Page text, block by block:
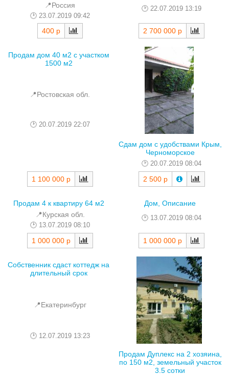
📍Россия
23.07.2019 09:42
400 р
22.07.2019 13:19
2 700 000 р
Продам дом 40 м2 с участком
1500 м2
📍Ростовская обл.
20.07.2019 22:07
1 100 000 р
Сдам дом с удобствами Крым,
Черноморское
20.07.2019 08:04
2 500 р
Продам 4 к квартиру 64 м2
📍Курская обл.
13.07.2019 08:10
1 000 000 р
Дом, Описание
13.07.2019 08:04
1 000 000 р
Собственник сдаст коттедж на
длительный срок
📍Екатеринбург
12.07.2019 13:23
Продам Дуплекс на 2 хозяина,
по 150 м2, земельный участок
3.5 сотки